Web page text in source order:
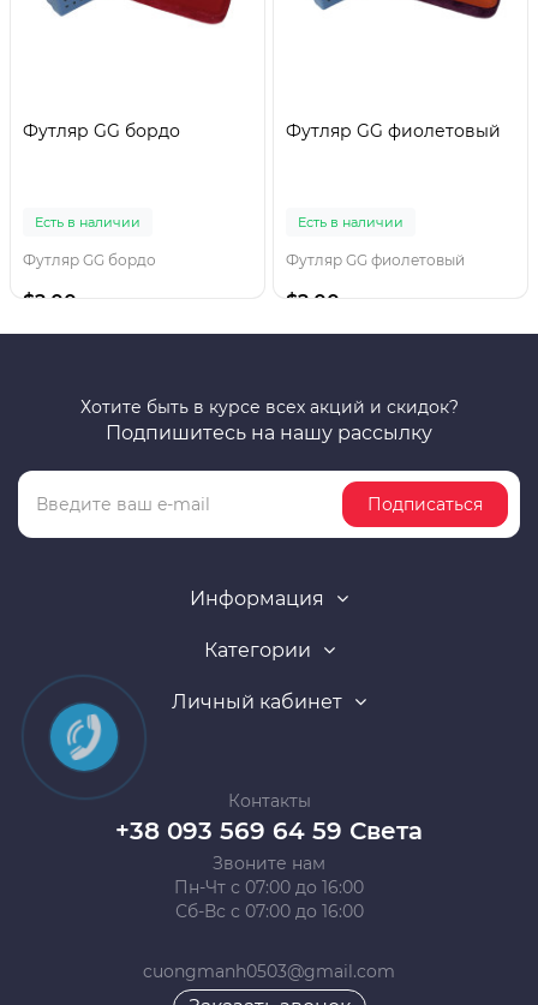
Футляр GG бордо
Есть в наличии
Футляр GG бордо
$2.00
Футляр GG фиолетовый
Есть в наличии
Футляр GG фиолетовый
$2.00
Хотите быть в курсе всех акций и скидок?
Подпишитесь на нашу рассылку
Подписаться
Информация
Категории
Личный кабинет
Контакты
+38 093 569 64 59 Света
Звоните нам
Пн-Чт с 07:00 до 16:00
Сб-Вс с 07:00 до 16:00
cuongmanh0503@gmail.com